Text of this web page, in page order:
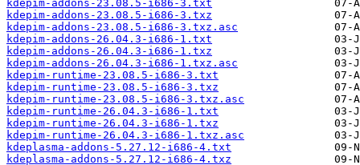
kdepim-addons-23.08.5-i686-3.txt
kdepim-addons-23.08.5-i686-3.txz
kdepim-addons-23.08.5-i686-3.txz.asc
kdepim-addons-26.04.3-i686-1.txt
kdepim-addons-26.04.3-i686-1.txz
kdepim-addons-26.04.3-i686-1.txz.asc
kdepim-runtime-23.08.5-i686-3.txt
kdepim-runtime-23.08.5-i686-3.txz
kdepim-runtime-23.08.5-i686-3.txz.asc
kdepim-runtime-26.04.3-i686-1.txt
kdepim-runtime-26.04.3-i686-1.txz
kdepim-runtime-26.04.3-i686-1.txz.asc
kdeplasma-addons-5.27.12-i686-4.txt
kdeplasma-addons-5.27.12-i686-4.txz